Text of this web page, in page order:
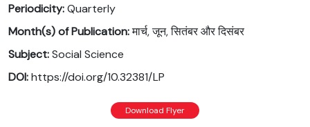
Periodicity:Quarterly
Month(s) of Publication:मार्च, जून, सितंबर और दिसंबर
Subject:Social Science
DOI:https://doi.org/10.32381/LP
Download Flyer